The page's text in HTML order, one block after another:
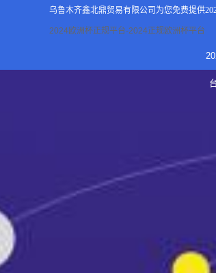
乌鲁木齐鑫北鼎贸易有限公司为您免费提供
2024欧洲杯正规平台-2024正规欧洲杯平台